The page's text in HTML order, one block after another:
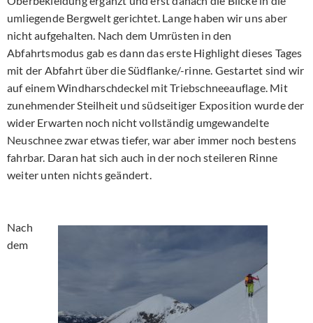
umliegende Bergwelt gerichtet. Lange haben wir uns aber
nicht aufgehalten. Nach dem Umrüsten in den
Abfahrtsmodus gab es dann das erste Highlight dieses Tages
mit der Abfahrt über die Südflanke/-rinne. Gestartet sind wir
auf einem Windharschdeckel mit Triebschneeauflage. Mit
zunehmender Steilheit und südseitiger Exposition wurde der
wider Erwarten noch nicht vollständig umgewandelte
Neuschnee zwar etwas tiefer, war aber immer noch bestens
fahrbar. Daran hat sich auch in der noch steileren Rinne
weiter unten nichts geändert.
Nach
dem